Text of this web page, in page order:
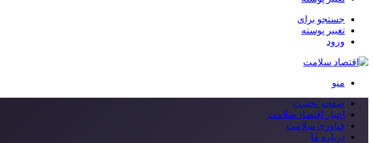
جستجو برای
تغییر پوسته
ورود
منو
صفحه نخست
اخبار اقتصاد سلامت
فناوری سلامت
درباره ما